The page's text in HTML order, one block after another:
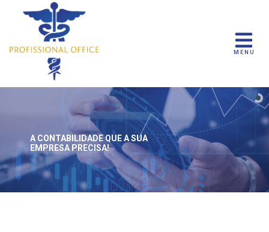
MENU
A CONTABILIDADE QUEA SUA
EMPRESA PRECISA!